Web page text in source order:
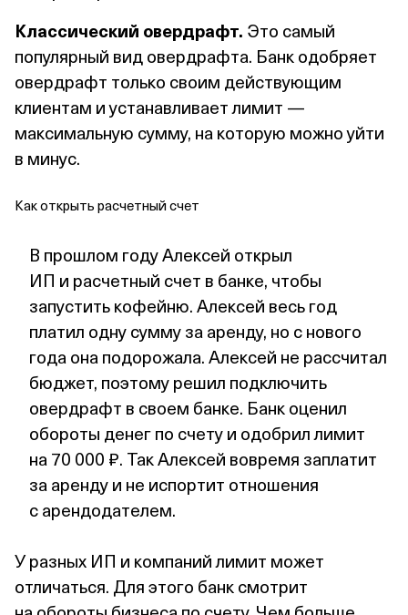
Классический овердрафт. Это самый
популярный вид овердрафта. Банк одобряет
овердрафт только своим действующим
клиентам и устанавливает лимит —
максимальную сумму, на которую можно уйти
в минус.
Как открыть расчетный счет
В прошлом году Алексей открыл
ИП и расчетный счет в банке, чтобы
запустить кофейню. Алексей весь год
платил одну сумму за аренду, но с нового
года она подорожала. Алексей не рассчитал
бюджет, поэтому решил подключить
овердрафт в своем банке. Банк оценил
обороты денег по счету и одобрил лимит
на 70 000 ₽. Так Алексей вовремя заплатит
за аренду и не испортит отношения
с арендодателем.
У разных ИП и компаний лимит может
отличаться. Для этого банк смотрит